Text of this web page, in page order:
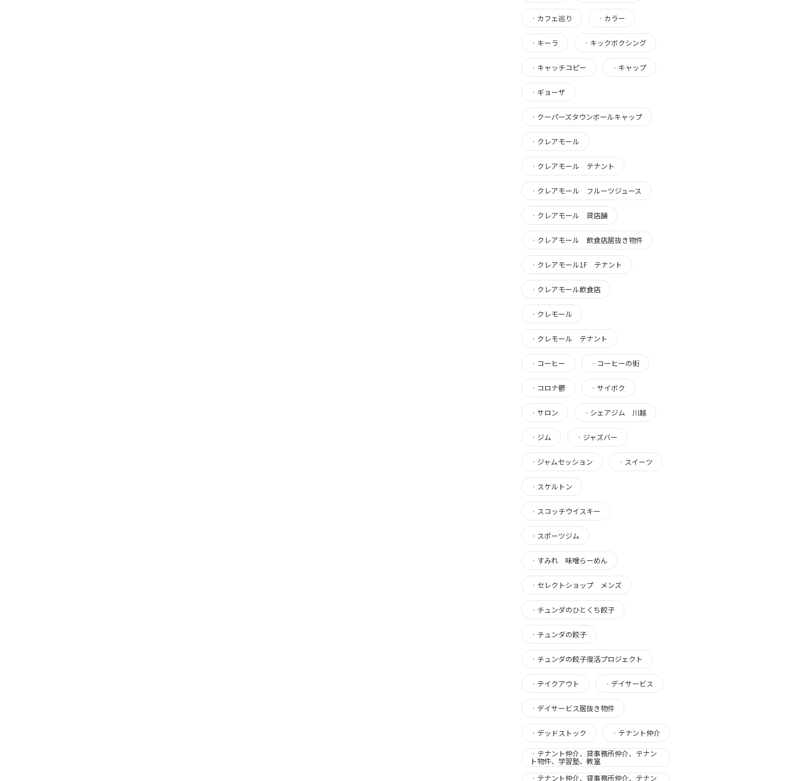
・ カフェ巡り ・ カラー
・ キーラ ・ キックボクシング
・ キャッチコピー ・ キャップ
・ ギョーザ
・ クーパーズタウンボールキャップ
・ クレアモール
・ クレアモール テナント
・ クレアモール フルーツジュース
・ クレアモール 貸店舗
・ クレアモール 飲食店居抜き物件
・ クレアモール1F テナント
・ クレアモール飲食店
・ クレモール
・ クレモール テナント
・ コーヒー ・ コーヒーの街
・ コロナ鬱 ・ サイボク
・ サロン ・ シェアジム 川越
・ ジム ・ ジャズバー
・ ジャムセッション ・ スイーツ
・ スケルトン
・ スコッチウイスキー
・ スポーツジム
・ すみれ 味噌らーめん
・ セレクトショップ メンズ
・ チュンダのひとくち餃子
・ チュンダの餃子
・ チュンダの餃子復活プロジェクト
・ テイクアウト ・ デイサービス
・ デイサービス居抜き物件
・ デッドストック ・ テナント仲介
・ テナント仲介、貸事務所仲介、テナン
ト物件、学習塾、教室
・ テナント仲介、貸事務所仲介、テナン